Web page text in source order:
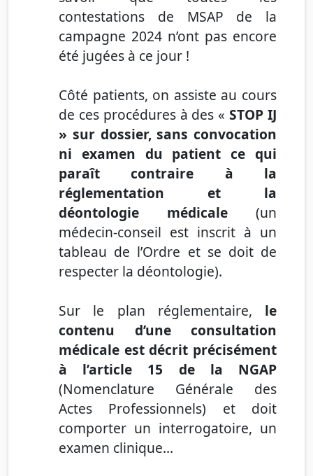
contestations de MSAP de la
campagne 2024 n’ont pas encore
été jugées à ce jour !
Côté patients, on assiste au cours
de ces procédures à des «STOP IJ
» sur dossier, sans convocation
ni examen du patient ce qui
paraît contraire à la
réglementation et la
déontologie médicale (un
médecin-conseil est inscrit à un
tableau de l’Ordre et se doit de
respecter la déontologie).
Sur le plan réglementaire, le
contenu d’une consultation
médicale est décrit précisément
à l’article 15 de la NGAP
(Nomenclature Générale des
Actes Professionnels) et doit
comporter un interrogatoire, un
examen clinique…